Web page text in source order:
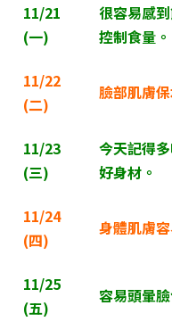
11/21
(一)
很容易感
控制食量。
11/22
(二)
臉部肌膚
11/23
(三)
今天記得
好身材。
11/24
(四)
身體肌膚
11/25
(五)
容易頭暈